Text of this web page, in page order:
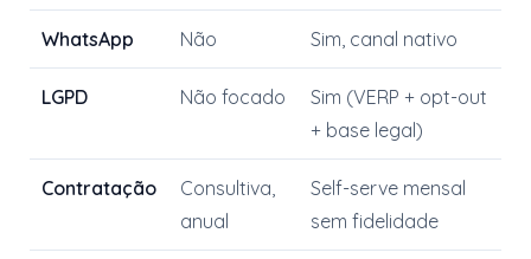
WhatsApp Não Sim, canal nativo
LGPD Não focado
Sim (VERP + opt-out
+ base legal)
Contratação
Consultiva,
anual
Self-serve mensal
sem fidelidade